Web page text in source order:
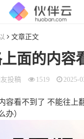
文章正文
投稿 1519 2025-
容看不到了 不能往上
办）